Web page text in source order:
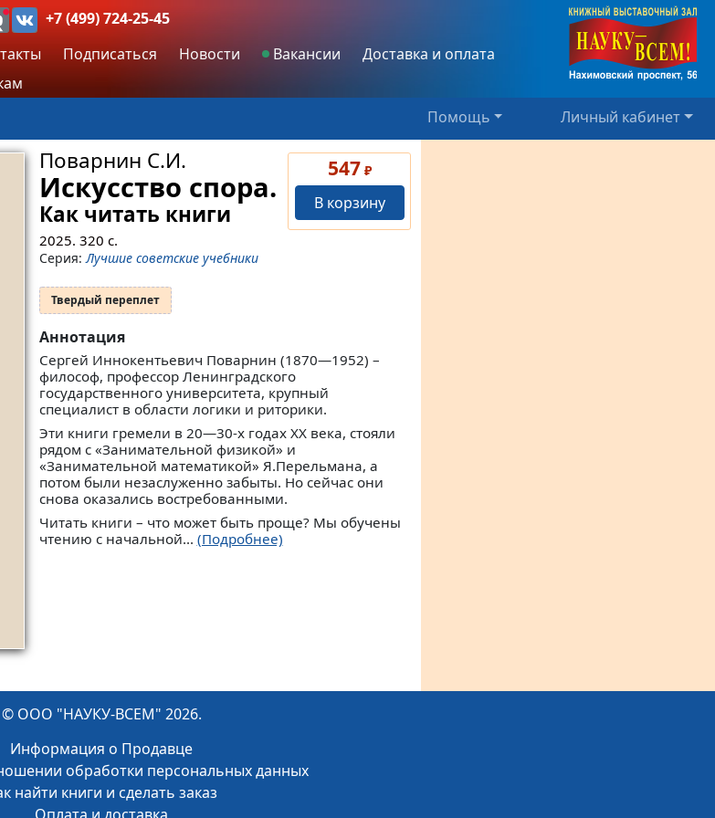
+7 (499) 724-25-45
Подписаться Новости Вакансии
Доставка и оплата
Помощь Личный кабинет
547₽
В корзину
Поварнин С.И.
Искусство спора.
Как читать книги
2025. 320 с.
Серия:Лучшие советские учебники
Твердый переплет
Аннотация
Сергей Иннокентьевич Поварнин (1870—1952) –
философ, профессор Ленинградского
государственного университета, крупный
специалист в области логики и риторики.
Эти книги гремели в 20—30-х годах ХХ века, стояли
рядом с «Занимательной физикой» и
«Занимательной математикой» Я.Перельмана, а
потом были незаслуженно забыты. Но сейчас они
снова оказались востребованными.
Читать книги – что может быть проще? Мы обучены
чтению с начальной... (Подробнее)
© ООО "НАУКУ-ВСЕМ" 2026.
Информация о Продавце
обработки персональных данных
найти книги и сделать заказ